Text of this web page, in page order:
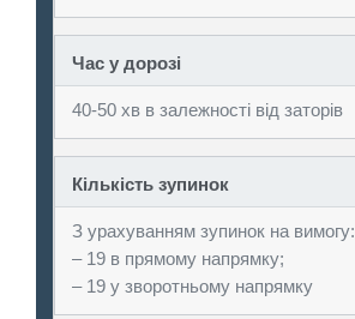
Час у дорозі
40-50 хв в залежності від заторів
Кількість зупинок
З урахуванням зупинок на вимогу:
– 19 в прямому напрямку;
– 19 у зворотньому напрямку